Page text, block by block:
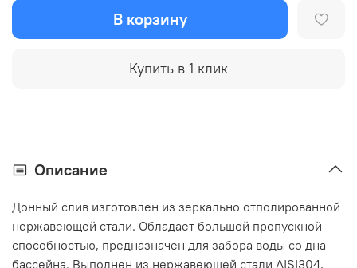
В корзину
Купить в 1 клик
Описание
Донный слив изготовлен из зеркально отполированной
нержавеющей стали. Обладает большой пропускной
способностью, предназначен для забора воды со дна
бассейна. Выполнен из нержавеющей стали AISI304,